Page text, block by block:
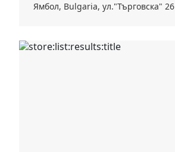
Ямбол, Bulgaria, ул."Търговска" 26